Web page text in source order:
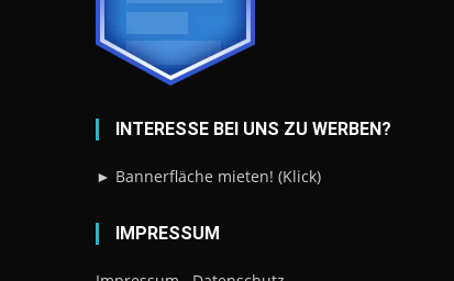
INTERESSE BEI UNS ZU WERBEN?
► Bannerfläche mieten! (Klick)
IMPRESSUM